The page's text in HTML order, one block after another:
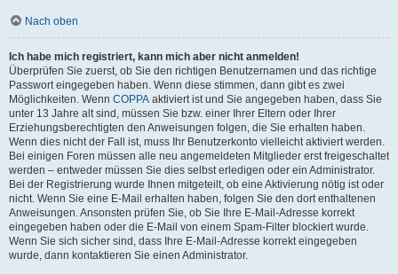
Nach oben
Ich habe mich registriert, kann mich aber nicht anmelden!
Überprüfen Sie zuerst, ob Sie den richtigen Benutzernamen und das richtige
Passwort eingegeben haben. Wenn diese stimmen, dann gibt es zwei
Möglichkeiten. Wenn COPPA aktiviert ist und Sie angegeben haben, dass Sie
unter 13 Jahre alt sind, müssen Sie bzw. einer Ihrer Eltern oder Ihrer
Erziehungsberechtigten den Anweisungen folgen, die Sie erhalten haben.
Wenn dies nicht der Fall ist, muss Ihr Benutzerkonto vielleicht aktiviert werden.
Bei einigen Foren müssen alle neu angemeldeten Mitglieder erst freigeschaltet
werden – entweder müssen Sie dies selbst erledigen oder ein Administrator.
Bei der Registrierung wurde Ihnen mitgeteilt, ob eine Aktivierung nötig ist oder
nicht. Wenn Sie eine E-Mail erhalten haben, folgen Sie den dort enthaltenen
Anweisungen. Ansonsten prüfen Sie, ob Sie Ihre E-Mail-Adresse korrekt
eingegeben haben oder die E-Mail von einem Spam-Filter blockiert wurde.
Wenn Sie sich sicher sind, dass Ihre E-Mail-Adresse korrekt eingegeben
wurde, dann kontaktieren Sie einen Administrator.